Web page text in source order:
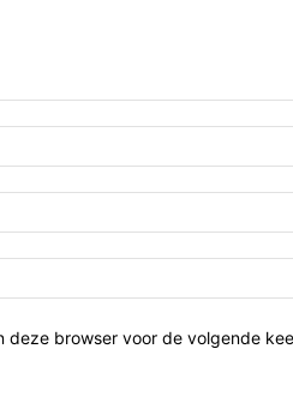
deze browser voor de volgende